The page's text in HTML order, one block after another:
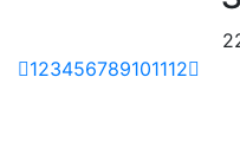
123456789101112